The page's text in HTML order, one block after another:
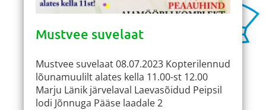
Mustvee suvelaat
Mustvee suvelaat 08.07.2023 Kopterilennud
lõunamuulilt alates kella 11.00-st 12.00
Marju Länik järvelaval Laevasõidud Peipsil
lodi Jõnnuga Pääse laadale 2